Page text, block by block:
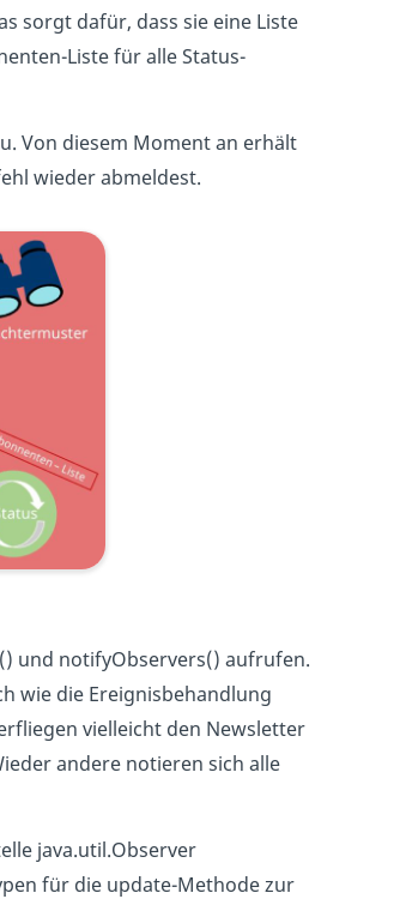
sorgt dafür, dass sie eine Liste
Liste für alle Status-
Von diesem Moment an erhält
wieder abmeldest.
und notifyObservers() aufrufen.
wie die Ereignisbehandlung
vielleicht den Newsletter
andere notieren sich alle
java.util.Observer
für die update-Methode zur